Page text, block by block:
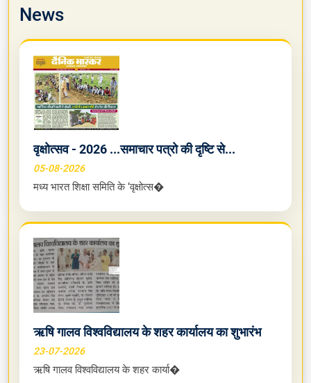
News
वृक्षोत्सव - 2026 ...समाचार पत्रो की दृष्टि से...
05-08-2026
मध्य भारत शिक्षा समिति के ‘वृक्षोत्स�
ऋषि गालव विश्वविद्यालय के शहर कार्यालय का शुभारंभ
23-07-2026
ऋषि गालव विश्वविद्यालय के शहर कार्या�